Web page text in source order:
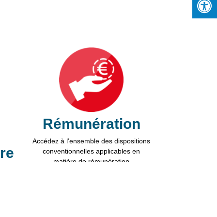
Rémunération
Accédez à l’ensemble des dispositions
conventionnelles applicables en
matière de rémunération
Personnalisez vos préférences pour contrôler la manière dont